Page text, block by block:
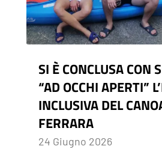
SI È CONCLUSA CON
“AD OCCHI APERTI”
INCLUSIVA DEL
FERRARA
24 Giugno 2026